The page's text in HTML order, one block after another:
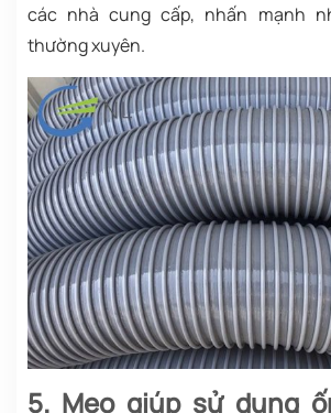
các nhà cung cấp, nhấn mạnh
thường xuyên.
5. Mẹo giúp sử dụng